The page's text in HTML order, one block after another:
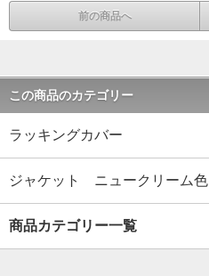
前の商品へ
この商品のカテゴリー
ラッキングカバー
ジャケット ニュークリーム色
商品カテゴリー一覧